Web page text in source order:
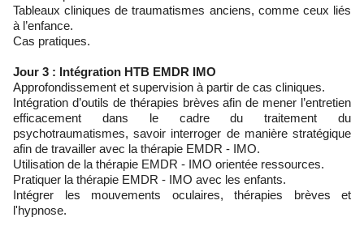
Tableaux cliniques de traumatismes anciens, comme ceux liés
à l’enfance.
Cas pratiques.
Jour 3 : Intégration HTB EMDR IMO
Approfondissement et supervision à partir de cas cliniques.
Intégration d’outils de thérapies brèves afin de mener l’entretien
efficacement dans le cadre du traitement du
psychotraumatismes, savoir interroger de manière stratégique
afin de travailler avec la thérapie EMDR - IMO.
Utilisation de la thérapie EMDR - IMO orientée ressources.
Pratiquer la thérapie EMDR - IMO avec les enfants.
Intégrer les mouvements oculaires, thérapies brèves et
l'hypnose.